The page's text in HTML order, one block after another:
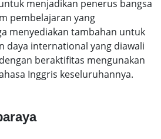
menjadikan penerus bangsa
pembelajaran yang
menyediakan tambahan untuk
daya international yang diawali
beraktifitas mengunakan
Inggris keseluruhannya.